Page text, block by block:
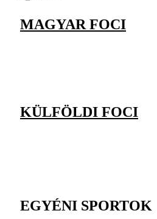
MAGYAR FOCI
KÜLFÖLDI FOCI
EGYÉNI SPORTOK